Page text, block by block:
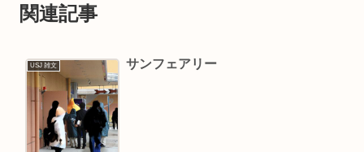
関連記事
USJ 雑文 サンフェアリー